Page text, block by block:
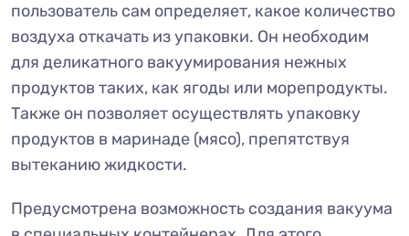
пользователь сам определяет, какое количество
воздуха откачать из упаковки. Он необходим
для деликатного вакуумирования нежных
продуктов таких, как ягоды или морепродукты.
Также он позволяет осуществлять упаковку
продуктов в маринаде (мясо), препятствуя
вытеканию жидкости.
Предусмотрена возможность создания вакуума